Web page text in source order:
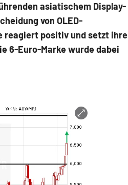
asiatischem Display-
von OLED-
reagiert positiv und setzt ihre
6-Euro-Marke wurde dabei